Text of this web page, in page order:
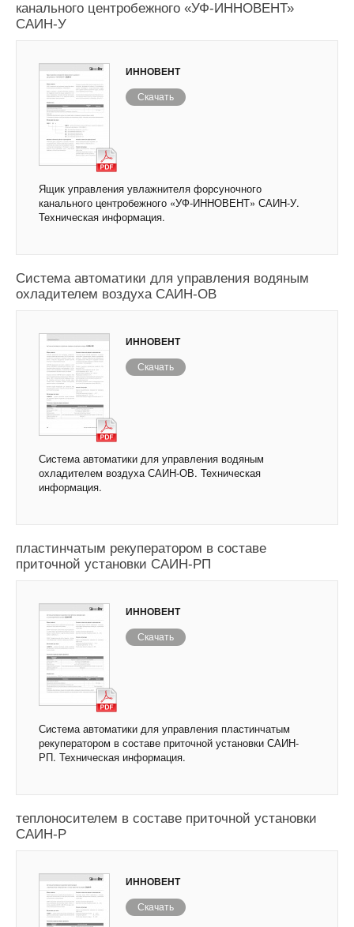
канального центробежного «УФ-ИННОВЕНТ»
САИН-У
ИННОВЕНТ
Скачать
Ящик управления увлажнителя форсуночного
канального центробежного «УФ-ИННОВЕНТ» САИН-У.
Техническая информация.
Система автоматики для управления водяным
охладителем воздуха САИН-ОВ
ИННОВЕНТ
Скачать
Система автоматики для управления водяным
охладителем воздуха САИН-ОВ. Техническая
информация.
пластинчатым рекуператором в составе
приточной установки САИН-РП
ИННОВЕНТ
Скачать
Система автоматики для управления пластинчатым
рекуператором в составе приточной установки САИН-
РП. Техническая информация.
теплоносителем в составе приточной установки
САИН-Р
ИННОВЕНТ
Скачать